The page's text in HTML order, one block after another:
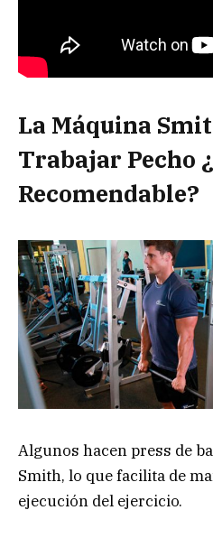
La Máquina
Trabajar Pecho
Recomendable?
Algunos hacen press de
Smith, lo que facilita de
ejecución del ejercicio.